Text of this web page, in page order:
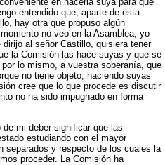
entendido que, aparte de esta
hay otra que propuso algún
no veo en la Asamblea; yo
al señor Castillo, quisiera tener
la Comisión las hace suyas y que se
lo mismo, a vuestra soberanía, que
no tiene objeto, haciendo suyas
cree que lo que procede es discutir
no ha sido impugnado en forma
mi deber significar que las
estudiando con el mayor
separados y respecto de los cuales la
proceder. La Comisión ha